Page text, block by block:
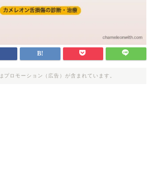
プロモーション（広告）が含まれています。